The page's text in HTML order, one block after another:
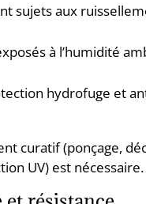
sujets aux
à l’humidité
hydrofuge et
curatif (ponçage,
UV) est nécessaire.